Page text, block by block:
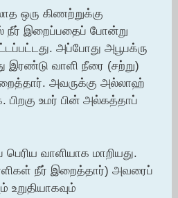
ஒரு கிணற்றுக்கு
நீர் இறைப்பதைப் போன்று
அப்போது அபூபக்ரு
இரண்டு வாளி நீரை (சற்று)
அவருக்கு அல்லாஹ்
பிறகு உமர் பின் அல்கத்தாப்
வாளியாக மாறியது.
நீர் இறைத்தார்) அவரைப்